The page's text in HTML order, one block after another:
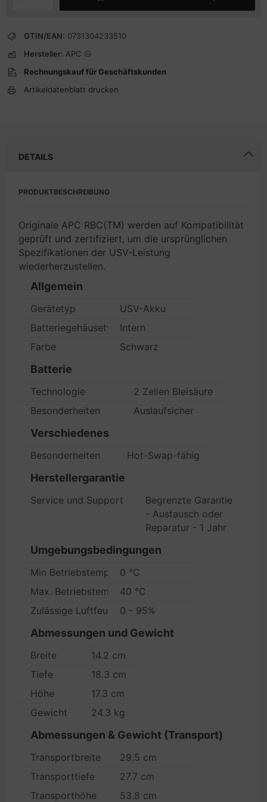
GTIN/EAN: 0731304233510
Hersteller: APC
Rechnungskauf für Geschäftskunden
Artikeldatenblatt drucken
DETAILS
PRODUKTBESCHREIBUNG
Originale APC RBC(TM) werden auf Kompatibilität
geprüft und zertifiziert, um die ursprünglichen
Spezifikationen der USV-Leistung
wiederherzustellen.
Allgemein
Gerätetyp
USV-Akku
Batteriegehäusetyp
Intern
Farbe
Schwarz
Batterie
Technologie
2 Zellen Bleisäure
Besonderheiten
Auslaufsicher
Verschiedenes
Besonderheiten Hot-Swap-fähig
Herstellergarantie
Service und Support
Begrenzte Garantie
- Austausch oder
Reparatur - 1 Jahr
Umgebungsbedingungen
Min Betriebstemperatur
0 °C
Max. Betriebstemperatur
40 °C
Zulässige Luftfeuchtigkeit im Betrieb
0 - 95%
Abmessungen und Gewicht
Breite
14.2 cm
Tiefe
18.3 cm
Höhe
17.3 cm
Gewicht
24.3 kg
Abmessungen & Gewicht (Transport)
Transportbreite
29.5 cm
Transporttiefe
27.7 cm
Transporthöhe
53.8 cm